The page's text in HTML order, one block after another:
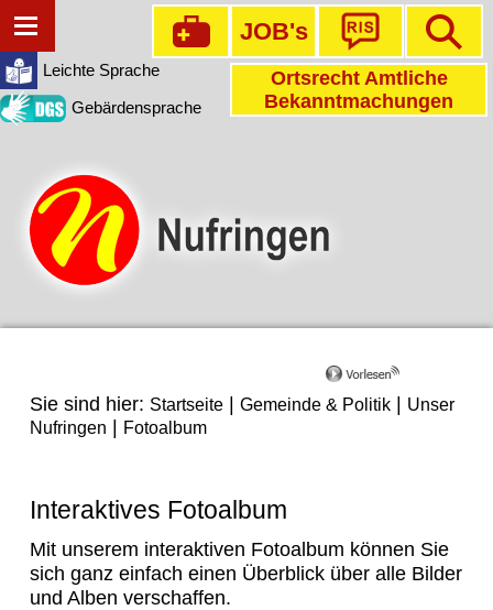
Leichte Sprache
Gebärdensprache
JOB's
Ortsrecht Amtliche
Bekanntmachungen
Sie sind hier: Startseite| Gemeinde & Politik|
Unser
Nufringen
Fotoalbum
Interaktives Fotoalbum
Mit unserem interaktiven Fotoalbum können Sie
sich ganz einfach einen Überblick über alle Bilder
und Alben verschaffen.